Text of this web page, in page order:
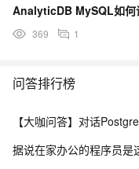
AnalyticDB MySQL如何
369 1
问答排行榜
据说在家办公的程序员是